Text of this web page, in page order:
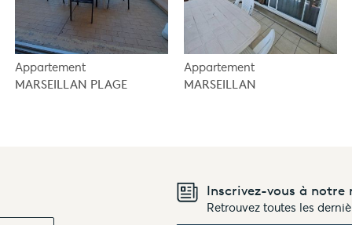
Appartement
MARSEILLAN PLAGE
Appartement
MARSEILLAN
Inscrivez-vous à notre
Retrouvez toutes les